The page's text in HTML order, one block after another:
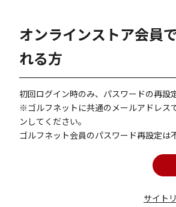
オンラインストア会員
れる方
初回ログイン時のみ、パスワードの再設
※ゴルフネットに共通のメールアドレス
ンしてください。
ゴルフネット会員のパスワード再設定は
サイト